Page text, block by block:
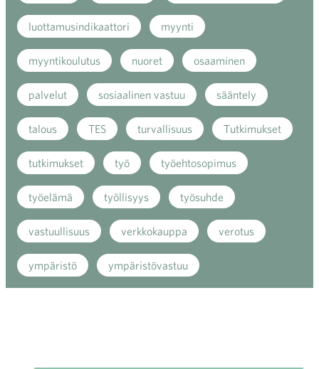
luottamusindikaattori myynti
myyntikoulutus nuoret osaaminen
palvelut sosiaalinen vastuu sääntely
talous TES turvallisuus Tutkimukset
tutkimukset työ työehtosopimus
työelämä työllisyys työsuhde
vastuullisuus verkkokauppa verotus
ympäristö ympäristövastuu